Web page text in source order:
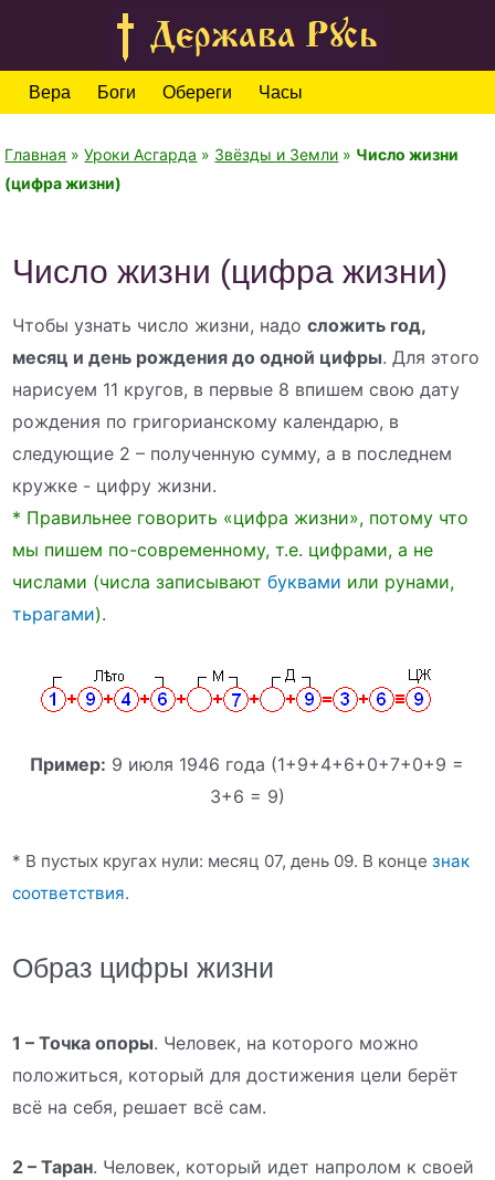
Вера Боги Обереги Часы
Главная »Уроки Асгарда » Звёзды и Земли » Число жизни
(цифра жизни)
Число жизни (цифра жизни)
Чтобы узнать число жизни, надосложить год,
месяц и день рождения до одной цифры. Для этого
нарисуем 11 кругов, в первые 8 впишем свою дату
рождения по григорианскому календарю, в
следующие 2 – полученную сумму, а в последнем
кружке - цифру жизни.
* Правильнее говорить «цифра жизни», потому что
мы пишем по-современному, т.е. цифрами, а не
числами (числа записываютбуквами или рунами,
тьрагами).
Пример: 9 июля 1946 года (1+9+4+6+0+7+0+9 =
3+6 = 9)
* В пустых кругах нули: месяц 07, день 09. В концезнак
соответствия.
Образ цифры жизни
1 – Точка опоры. Человек, на которого можно
положиться, который для достижения цели берёт
всё на себя, решает всё сам.
2 – Таран. Человек, который идет напролом к своей